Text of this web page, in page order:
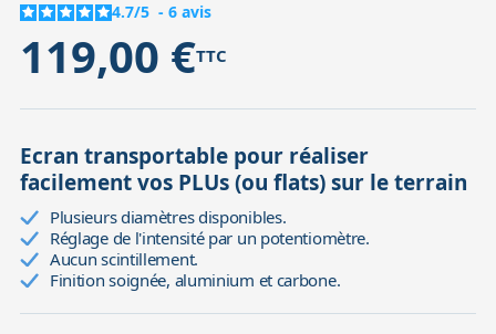
4.7/5 - 6 avis
119,00 €TTC
Ecran transportable pour réaliser
facilement vos PLUs (ou flats) sur le terrain
Plusieurs diamètres disponibles.
Réglage de l'intensité par un potentiomètre.
Aucun scintillement.
Finition soignée, aluminium et carbone.